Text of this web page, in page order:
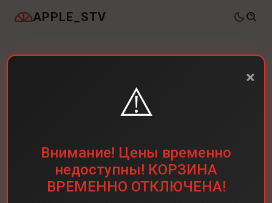
APPLE_STV
×
⚠️
Внимание! Цены временно
недоступны! КОРЗИНА
ВРЕМЕННО ОТКЛЮЧЕНА!